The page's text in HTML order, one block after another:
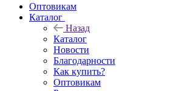
Оптовикам
Каталог
Назад
Каталог
Новости
Благодарности
Как купить?
Оптовикам